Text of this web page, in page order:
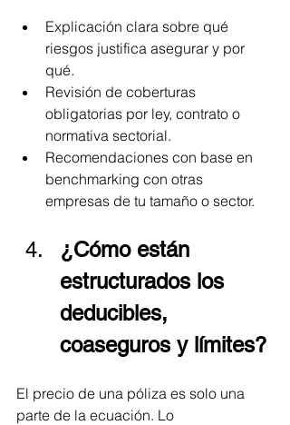
Explicación clara sobre qué
riesgos justifica asegurar y por
qué.
Revisión de coberturas
obligatorias por ley, contrato o
normativa sectorial.
Recomendaciones con base en
benchmarking con otras
empresas de tu tamaño o sector.
¿Cómo están
estructurados los
deducibles,
coaseguros y límites?
El precio de una póliza es solo una
parte de la ecuación. Lo